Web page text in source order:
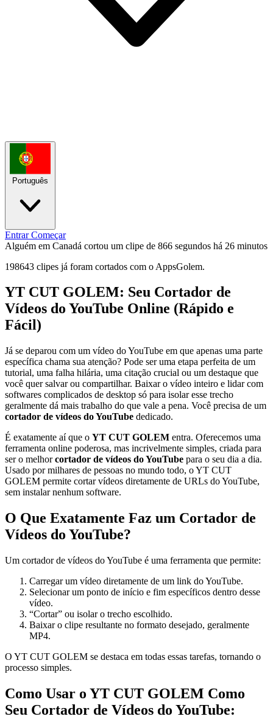
Português
EntrarComeçar
Alguém em Canadá cortou um clipe de 866 segundos há 26 minutos
198643 clipes já foram cortados com o AppsGolem.
YT CUT GOLEM: Seu Cortador de
Vídeos do YouTube Online (Rápido e
Fácil)
Já se deparou com um vídeo do YouTube em que apenas uma parte
específica chama sua atenção? Pode ser uma etapa perfeita de um
tutorial, uma falha hilária, uma citação crucial ou um destaque que
você quer salvar ou compartilhar. Baixar o vídeo inteiro e lidar com
softwares complicados de desktop só para isolar esse trecho
geralmente dá mais trabalho do que vale a pena. Você precisa de um
cortador de vídeos do YouTube dedicado.
É exatamente aí que o YT CUT GOLEM entra. Oferecemos uma
ferramenta online poderosa, mas incrivelmente simples, criada para
ser o melhorcortador de vídeos do YouTube para o seu dia a dia.
Usado por milhares de pessoas no mundo todo, o YT CUT
GOLEM permite cortar vídeos diretamente de URLs do YouTube,
sem instalar nenhum software.
O Que Exatamente Faz um Cortador de
Vídeos do YouTube?
Um cortador de vídeos do YouTube é uma ferramenta que permite:
Carregar um vídeo diretamente de um link do YouTube.
Selecionar um ponto de início e fim específicos dentro desse
vídeo.
“Cortar” ou isolar o trecho escolhido.
Baixar o clipe resultante no formato desejado, geralmente
MP4.
O YT CUT GOLEM se destaca em todas essas tarefas, tornando o
processo simples.
Como Usar o YT CUT GOLEM Como
Seu Cortador de Vídeos do YouTube: